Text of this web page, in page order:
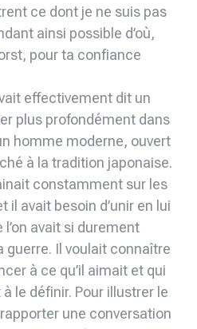
ce dont je ne suis pas
ainsi possible d’où,
pour ta confiance
effectivement dit un
plus profondément dans
homme moderne, ouvert
à la tradition japonaise.
constamment sur les
il avait besoin d’unir en lui
avait si durement
guerre. Il voulait connaître
à ce qu’il aimait et qui
le définir. Pour illustrer le
une conversation